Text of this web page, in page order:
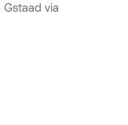
Gstaad via